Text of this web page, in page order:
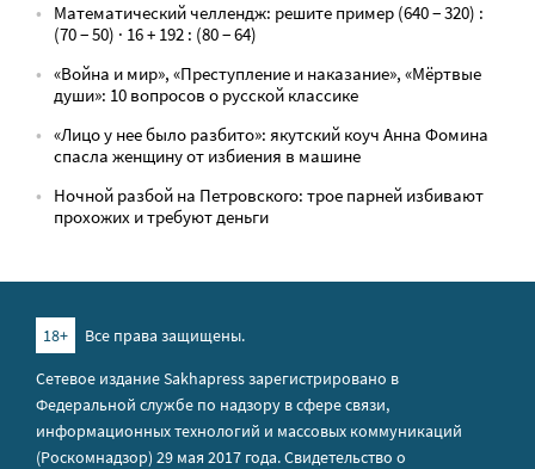
Математический челлендж: решите пример (640 − 320) :
(70 − 50) · 16 + 192 : (80 − 64)
«Война и мир», «Преступление и наказание», «Мёртвые
души»: 10 вопросов о русской классике
«Лицо у нее было разбито»: якутский коуч Анна Фомина
спасла женщину от избиения в машине
Ночной разбой на Петровского: трое парней избивают
прохожих и требуют деньги
18+
Все права защищены.
Сетевое издание Sakhapress зарегистрировано в
Федеральной службе по надзору в сфере связи,
информационных технологий и массовых коммуникаций
(Роскомнадзор) 29 мая 2017 года. Свидетельство о